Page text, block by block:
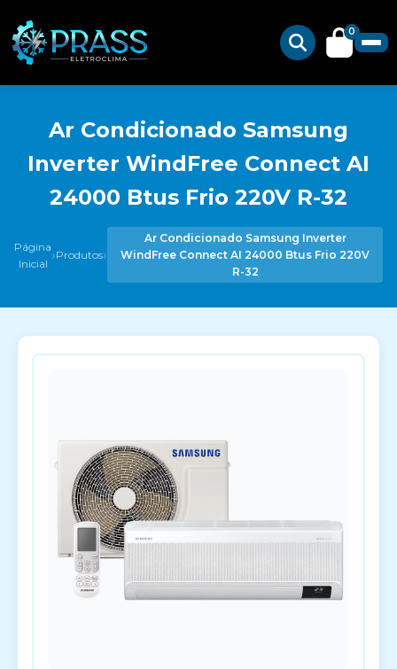
0
Ar Condicionado Samsung
Inverter WindFree Connect AI
24000 Btus Frio 220V R-32
Página
Inicial ›Produtos›
Ar Condicionado Samsung Inverter
WindFree Connect AI 24000 Btus Frio 220V
R-32